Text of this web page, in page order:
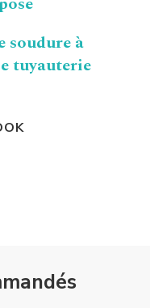
soudure à
tuyauterie